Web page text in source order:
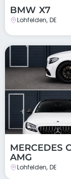
BMW X7
Lohfelden, DE
MERCEDES
AMG
Lohfelden, DE